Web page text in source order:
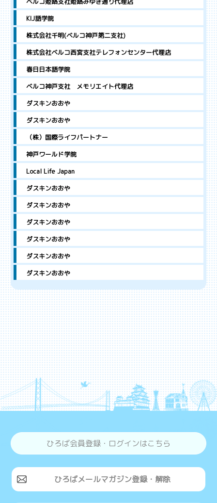
KIJ語学院
株式会社千明(ベルコ神戸第二支社)
株式会社ベルコ西宮支社テレフォンセンター代理店
春日日本語学院
ベルコ神戸支社 メモリエイト代理店
ダスキンおおや
ダスキンおおや
（株）国際ライフパートナー
神戸ワールド学院
Local Life Japan
ダスキンおおや
ダスキンおおや
ダスキンおおや
ダスキンおおや
ダスキンおおや
ダスキンおおや
ひろば会員登録・ログインはこちら
ひろばメールマガジン登録・解除